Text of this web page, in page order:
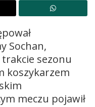
Sochan,
trakcie sezonu
koszykarzem
meczu pojawił